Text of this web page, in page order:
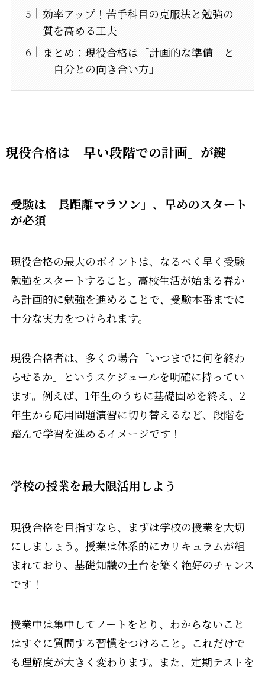
効率アップ！苦手科目の克服法と勉強の
質を高める工夫
まとめ：現役合格は「計画的な準備」と
「自分との向き合い方」
現役合格は「早い段階での計画」が鍵
受験は「長距離マラソン」、早めのスタート
が必須
現役合格の最大のポイントは、なるべく早く受験
勉強をスタートすること。高校生活が始まる春か
ら計画的に勉強を進めることで、受験本番までに
十分な実力をつけられます。
現役合格者は、多くの場合「いつまでに何を終わ
らせるか」というスケジュールを明確に持ってい
ます。例えば、1年生のうちに基礎固めを終え、2
年生から応用問題演習に切り替えるなど、段階を
踏んで学習を進めるイメージです！
学校の授業を最大限活用しよう
現役合格を目指すなら、まずは学校の授業を大切
にしましょう。授業は体系的にカリキュラムが組
まれており、基礎知識の土台を築く絶好のチャンス
です！
授業中は集中してノートをとり、わからないこと
はすぐに質問する習慣をつけること。これだけで
も理解度が大きく変わります。また、定期テストを